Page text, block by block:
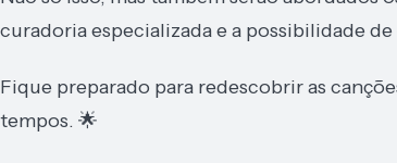
curadoria especializada e a possibilidade
Fique preparado para redescobrir as
tempos. 🌟